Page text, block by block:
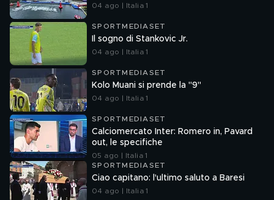
04 ago | Italia 1
SPORTMEDIASET
Il sogno di Stankovic Jr.
04 ago | Italia 1
SPORTMEDIASET
Kolo Muani si prende la "9"
04 ago | Italia 1
SPORTMEDIASET
Calciomercato Inter: Romero in, Pavard
out, le specifiche
05 ago | Italia 1
SPORTMEDIASET
Ciao capitano: l'ultimo saluto a Baresi
04 ago | Italia 1